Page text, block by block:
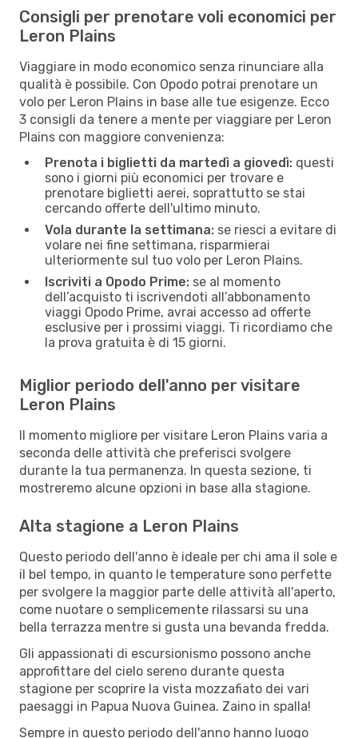
Consigli per prenotare voli economici per
Leron Plains
Viaggiare in modo economico senza rinunciare alla
qualità è possibile. Con Opodo potrai prenotare un
volo per Leron Plains in base alle tue esigenze. Ecco
3 consigli da tenere a mente per viaggiare per Leron
Plains con maggiore convenienza:
Prenota i biglietti da martedì a giovedì: questi
sono i giorni più economici per trovare e
prenotare biglietti aerei, soprattutto se stai
cercando offerte dell'ultimo minuto.
Vola durante la settimana: se riesci a evitare di
volare nei fine settimana, risparmierai
ulteriormente sul tuo volo per Leron Plains.
Iscriviti a Opodo Prime: se al momento
dell’acquisto ti iscrivendoti all’abbonamento
viaggi Opodo Prime, avrai accesso ad offerte
esclusive per i prossimi viaggi. Ti ricordiamo che
la prova gratuita è di 15 giorni.
Miglior periodo dell'anno per visitare
Leron Plains
Il momento migliore per visitare Leron Plains varia a
seconda delle attività che preferisci svolgere
durante la tua permanenza. In questa sezione, ti
mostreremo alcune opzioni in base alla stagione.
Alta stagione a Leron Plains
Questo periodo dell'anno è ideale per chi ama il sole e
il bel tempo, in quanto le temperature sono perfette
per svolgere la maggior parte delle attività all'aperto,
come nuotare o semplicemente rilassarsi su una
bella terrazza mentre si gusta una bevanda fredda.
Gli appassionati di escursionismo possono anche
approfittare del cielo sereno durante questa
stagione per scoprire la vista mozzafiato dei vari
paesaggi in Papua Nuova Guinea. Zaino in spalla!
Sempre in questo periodo dell'anno hanno luogo